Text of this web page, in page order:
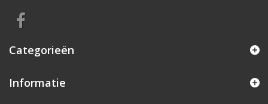
Categorieën
Informatie